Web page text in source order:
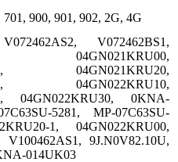
701, 900, 901, 902, 2G, 4G
V072462BS1,
04GN021KRU00,
04GN021KRU20,
04GN022KRU10,
04GN022KRU30, 0KNA-
5281, MP-07C63SU-
1, 04GN022KRU00,
V100462AS1, 9J.N0V82.10U,
014UK03